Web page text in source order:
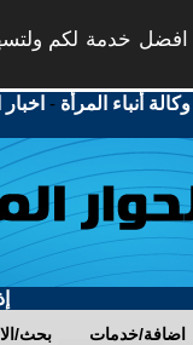
افضل خدمة لكم
وكالة أنباء المرأة -
بحث/ اضافة/خدمات